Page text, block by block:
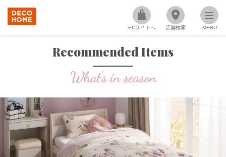
MENU
ECサイトへ 店舗検索
Recommended Items